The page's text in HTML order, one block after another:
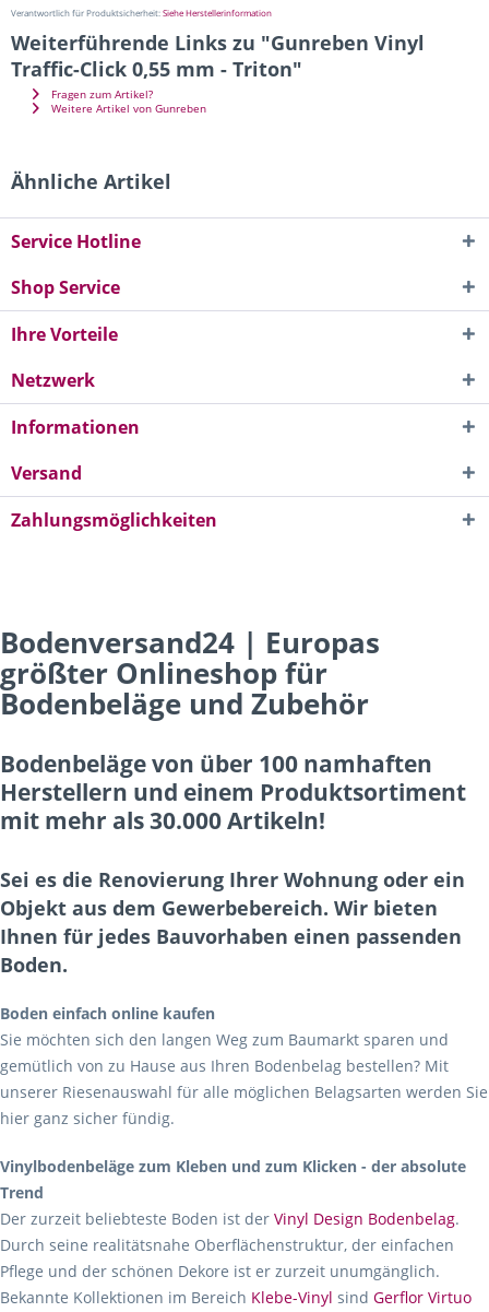
Verantwortlich für Produktsicherheit:Siehe Herstellerinformation
Weiterführende Links zu "Gunreben Vinyl
Traffic-Click 0,55 mm - Triton"
Fragen zum Artikel?
Weitere Artikel von Gunreben
Ähnliche Artikel
Service Hotline
Shop Service
Ihre Vorteile
Netzwerk
Informationen
Versand
Zahlungsmöglichkeiten
Bodenversand24 | Europas
größter Onlineshop für
Bodenbeläge und Zubehör
Bodenbeläge von über 100 namhaften
Herstellern und einem Produktsortiment
mit mehr als 30.000 Artikeln!
Sei es die Renovierung Ihrer Wohnung oder ein
Objekt aus dem Gewerbebereich. Wir bieten
Ihnen für jedes Bauvorhaben einen passenden
Boden.
Boden einfach online kaufen
Sie möchten sich den langen Weg zum Baumarkt sparen und
gemütlich von zu Hause aus Ihren Bodenbelag bestellen? Mit
unserer Riesenauswahl für alle möglichen Belagsarten werden Sie
hier ganz sicher fündig.
Vinylbodenbeläge zum Kleben und zum Klicken - der absolute
Trend
Der zurzeit beliebteste Boden ist der Vinyl Design Bodenbelag.
Durch seine realitätsnahe Oberflächenstruktur, der einfachen
Pflege und der schönen Dekore ist er zurzeit unumgänglich.
Bekannte Kollektionen im Bereich Klebe-Vinyl sind Gerflor Virtuo